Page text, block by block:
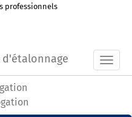
professionnels
d'étalonnage